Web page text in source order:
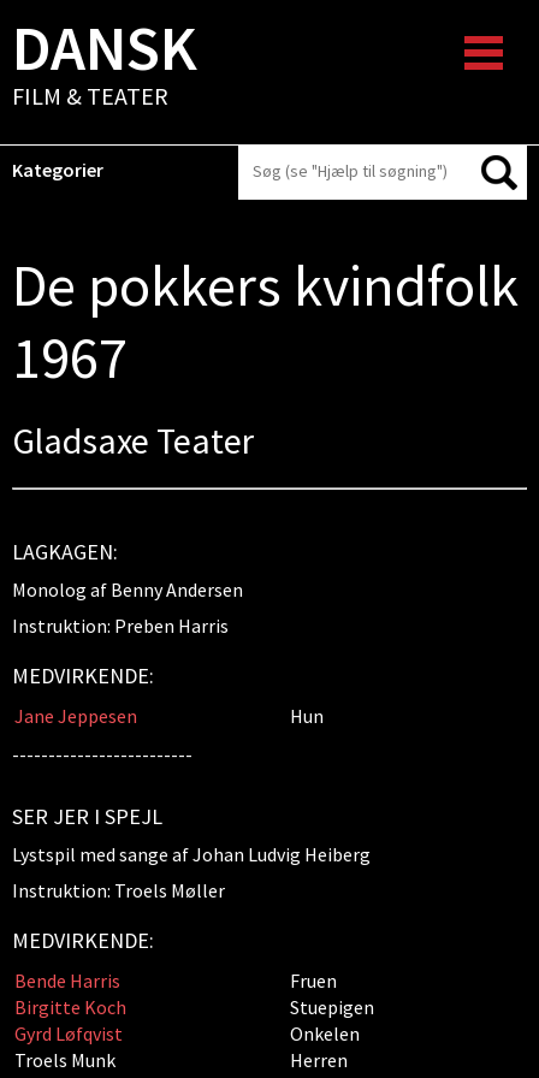
DANSK
FILM & TEATER
Kategorier
De pokkers kvindfolk
1967
Gladsaxe Teater
LAGKAGEN:
Monolog af Benny Andersen
Instruktion: Preben Harris
MEDVIRKENDE:
Jane Jeppesen
Hun
-------------------------
SER JER I SPEJL
Lystspil med sange af Johan Ludvig Heiberg
Instruktion: Troels Møller
MEDVIRKENDE:
Bende Harris
Fruen
Birgitte Koch
Stuepigen
Gyrd Løfqvist
Onkelen
Troels Munk
Herren